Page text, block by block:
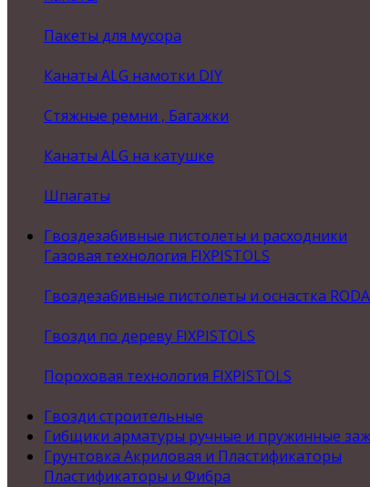
Пакеты для мусора
Канаты ALG намотки DIY
Стяжные ремни , Багажки
Канаты ALG на катушке
Шпагаты
Гвоздезабивные пистолеты и расходники
Газовая технология FIXPISTOLS
Гвоздезабивные пистолеты и оснастка RODA
Гвозди по дереву FIXPISTOLS
Пороховая технология FIXPISTOLS
Гвозди строительные
Гибщики арматуры ручные и пружинные
Грунтовка Акриловая и Пластификаторы
Пластификаторы и Фибра